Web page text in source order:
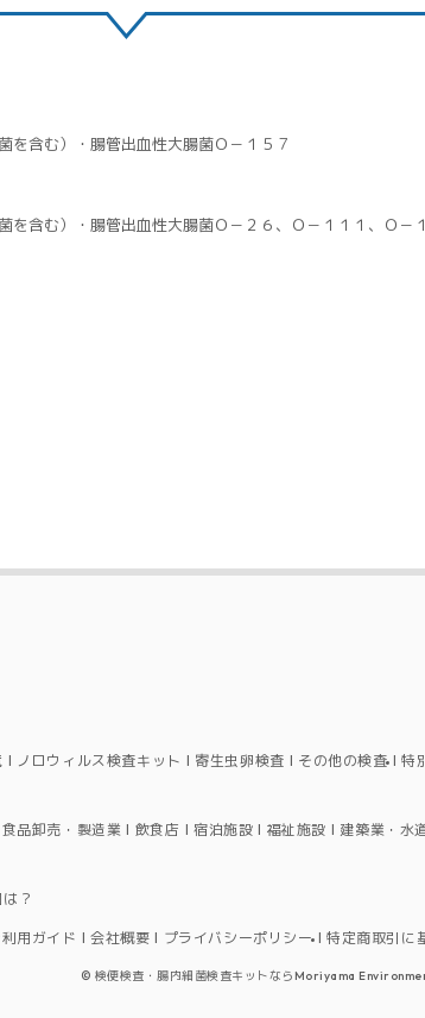
を含む）・腸管出血性大腸菌Ｏ－１５７
を含む）・腸管出血性大腸菌Ｏ－２６、Ｏ－１１１、Ｏ－
ノロウィルス検査キット 寄生虫卵検査 その他の検査 特
食品卸売・製造業 飲食店 宿泊施設 福祉施設 建築業・水
？
用ガイド 会社概要 プライバシーポリシー 特定商取引に
© 検便検査・腸内細菌検査キットならMoriyama